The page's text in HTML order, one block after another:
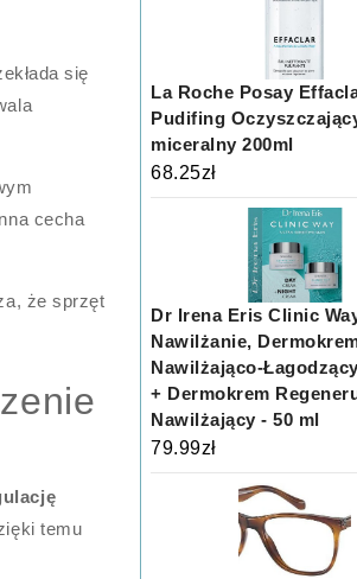
się
cecha
że sprzęt
temu
La Roche Posay
Pudifing
miceralny 200ml
68.25zł
Dr Irena Eris Clinic
Nawilżanie,
Nawilżająco-
+ Dermokrem
Nawilżający - 50 ml
79.99zł